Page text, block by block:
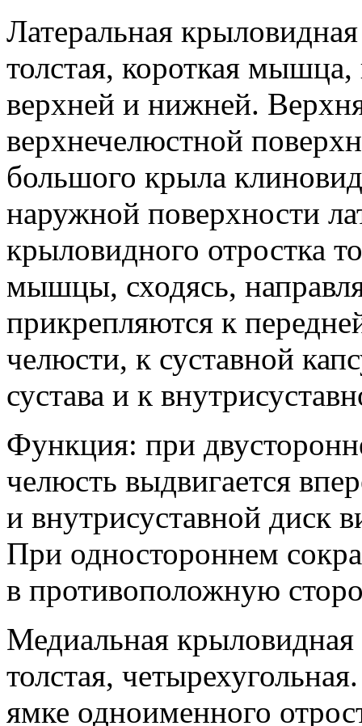
Латеральная
толстая, короткая
верхней и нижней.
верхнечелюстной
большого крыла
наружной поверхности
крыловидного отростка
мышцы, сходясь,
прикрепляются к
челюсти, к суставной
сустава и к
Функция: при
челюсть выдвигается
и внутрисуставной диск
При одностороннем
в противоположную
Медиальная
толстая,
ямке одноименного